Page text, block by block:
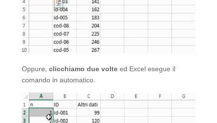
Oppure, clicchiamo due volteed Excel esegue il
comando in automatico.